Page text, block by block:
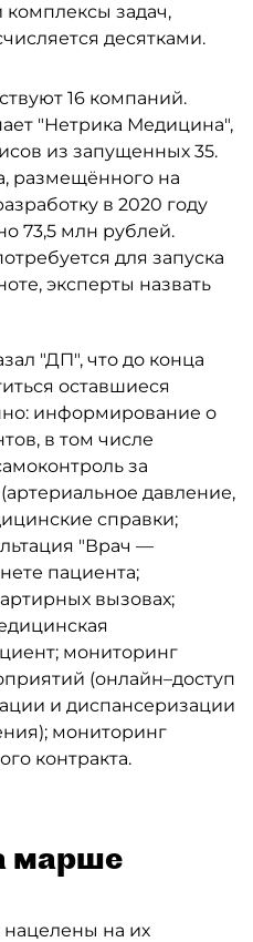
задач,
десятками.
16 компаний.
"Нетрика Медицина",
из запущенных 35.
размещённого на
в 2020 году
73,5 млн рублей.
для запуска
эксперты назвать
"ДП", что до конца
оставшиеся
информирование о
в том числе
за
давление,
справки;
"Врач —
пациента;
вызовах;
мониторинг
(онлайн–доступ
и диспансеризации
мониторинг
контракта.
марше
на их